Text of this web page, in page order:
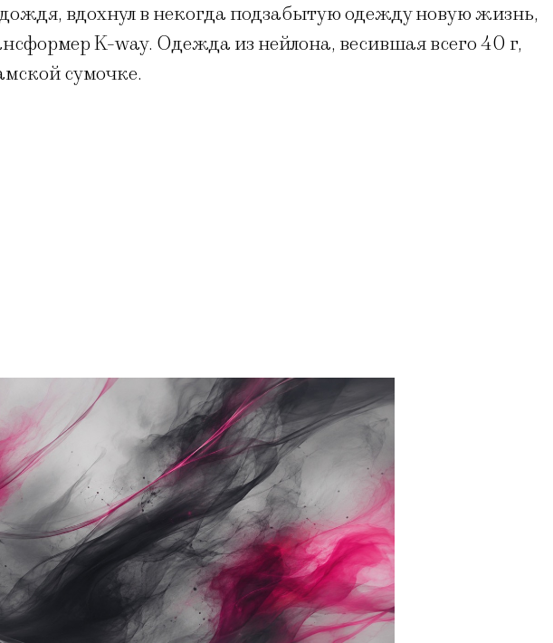
вдохнул в некогда подзабытую одежду новую жизнь,
K-way. Одежда из нейлона, весившая всего 40 г,
сумочке.